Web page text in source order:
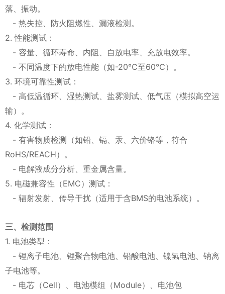
落、振动。
- 热失控、防火阻燃性、漏液检测。
2. 性能测试：
- 容量、循环寿命、内阻、自放电率、充放电效率。
- 不同温度下的放电性能（如-20℃至60℃）。
3. 环境可靠性测试：
- 高低温循环、湿热测试、盐雾测试、低气压（模拟高空运
输）。
4. 化学测试：
- 有害物质检测（如铅、镉、汞、六价铬等，符合
RoHS/REACH）。
- 电解液成分分析、重金属含量。
5. 电磁兼容性（EMC）测试：
- 辐射发射、传导干扰（适用于含BMS的电池系统）。
三、检测范围
1. 电池类型：
- 锂离子电池、锂聚合物电池、铅酸电池、镍氢电池、钠离
子电池等。
- 电芯（Cell）、电池模组（Module）、电池包